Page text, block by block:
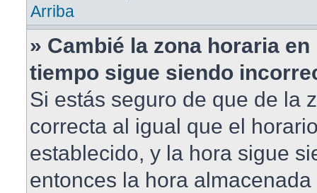
Arriba
» Cambié la zona horaria
tiempo sigue siendo
Si estás seguro de que de la
correcta al igual que el
establecido, y la hora sigue
entonces la hora